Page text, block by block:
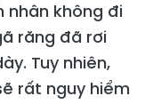
nhân không đi
răng đã rơi
Tuy nhiên,
rất nguy hiểm